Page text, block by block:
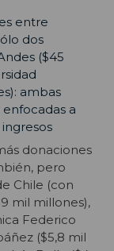
entre
dos
($45
ambas
a
donaciones
pero
Chile (con
mil millones),
Federico
($5,8 mil